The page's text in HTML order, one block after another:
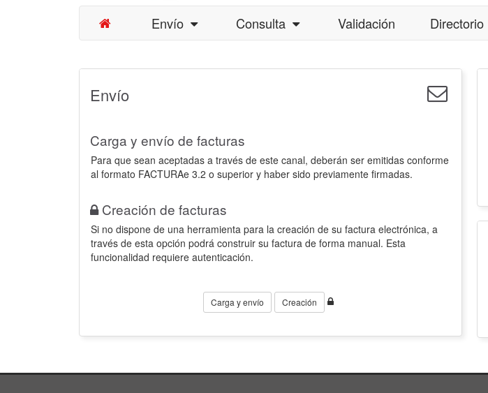
Envío Consulta Validación Directorio
Envío
Carga y envío de facturas
Para que sean aceptadas a través de este canal, deberán ser emitidas conforme
al formato FACTURAe 3.2 o superior y haber sido previamente firmadas.
Creación de facturas
Si no dispone de una herramienta para la creación de su factura electrónica, a
través de esta opción podrá construir su factura de forma manual. Esta
funcionalidad requiere autenticación.
Carga y envío Creación